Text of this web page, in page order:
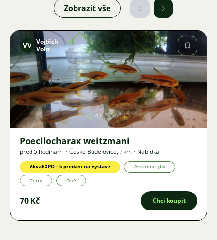
Zobrazit vše
Obrázek
VV Vojtěch
Voltr
43 1
Poecilocharax weitzmani
před 5 hodinami • České Budějovice,? km • Nabídka
AkvaEXPO - k předání na výstavě Akvarijní ryby
Tetry Obě
70 Kč Chci koupit